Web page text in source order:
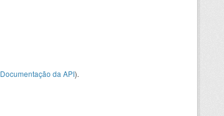
Documentação da API).